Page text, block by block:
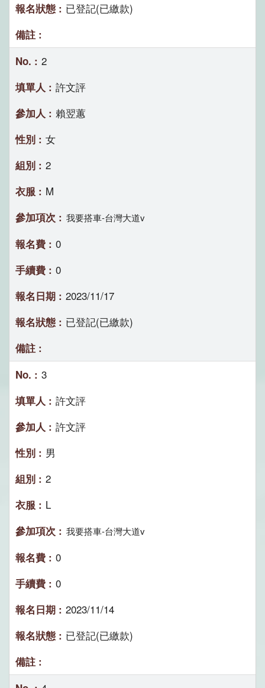
已登記(已繳款)
2
許文評
賴翌蕙
女
2
M
我要搭車-台灣大道v
0
0
2023/11/17
已登記(已繳款)
3
許文評
許文評
男
2
L
我要搭車-台灣大道v
0
0
2023/11/14
已登記(已繳款)